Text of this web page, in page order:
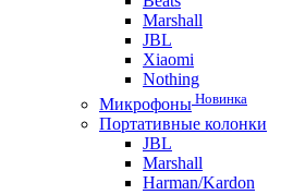
Marshall
JBL
Xiaomi
Nothing
Микрофоны Новинка
Портативные колонки
JBL
Marshall
Harman/Kardon